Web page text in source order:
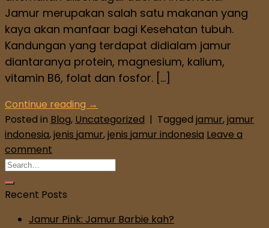
Jamur merupakan salah satu makanan yang
kaya akan manfaar bagi Kesehatan tubuh.
Kandungan yang terdapat didialam jamur
diantaranya protein, magnesium, kalium,
vitamin B6, folat dan fosfor. […]
Continue reading →
Posted in Blog, Uncategorized | Tagged jamur,jamur
indonesia,jenis jamur,jenis jamur indonesia Leave a
comment
Recent Posts
Jamur Pink: Jamur Barbie kah?